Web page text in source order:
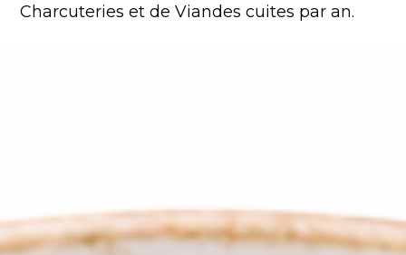
Charcuteries et de Viandes cuites par an.